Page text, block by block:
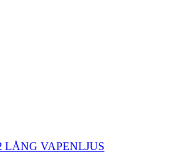
LÅNG VAPENLJUS